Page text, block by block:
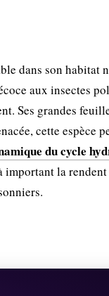
dans son habitat
aux insectes
Ses grandes
cette espèce
du cycle
important la